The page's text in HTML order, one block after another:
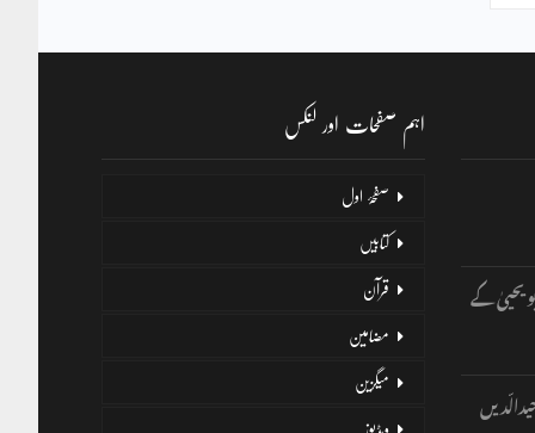
یحییٰ کے
اہم صفحات اور لنکس
صفحۂ اول
کتابیں
قرآن
مضامین
میگزین
ویڈیوز